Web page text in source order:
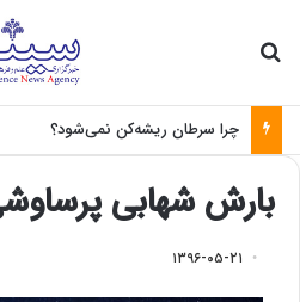
چرا سرطان ریشه‌کن نمی‌شود؟
بارش شهابی
۱۳۹۶-۰۵-۲۱